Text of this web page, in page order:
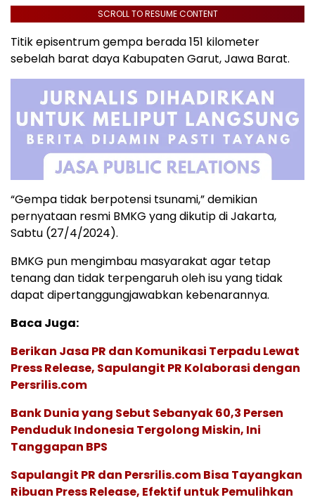
SCROLL TO RESUME CONTENT
Titik episentrum gempa berada 151 kilometer
sebelah barat daya Kabupaten Garut, Jawa Barat.
“Gempa tidak berpotensi tsunami,” demikian
pernyataan resmi BMKG yang dikutip di Jakarta,
Sabtu (27/4/2024).
BMKG pun mengimbau masyarakat agar tetap
tenang dan tidak terpengaruh oleh isu yang tidak
dapat dipertanggungjawabkan kebenarannya.
Baca Juga:
Berikan Jasa PR dan Komunikasi Terpadu Lewat
Press Release, Sapulangit PR Kolaborasi dengan
Persrilis.com
Bank Dunia yang Sebut Sebanyak 60,3 Persen
Penduduk Indonesia Tergolong Miskin, Ini
Tanggapan BPS
Sapulangit PR dan Persrilis.com Bisa Tayangkan
Ribuan Press Release, Efektif untuk Pemulihkan